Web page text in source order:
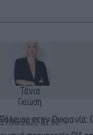
Τάνια
Γκιώση
17.08.2022 21:02
Πόλεμος στην